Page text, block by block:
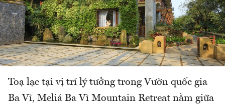
Toạ lạc tại vị trí lý tưởng trong Vườn quốc gia
Ba Vì, Meliá Ba Vì Mountain Retreat nằm giữa